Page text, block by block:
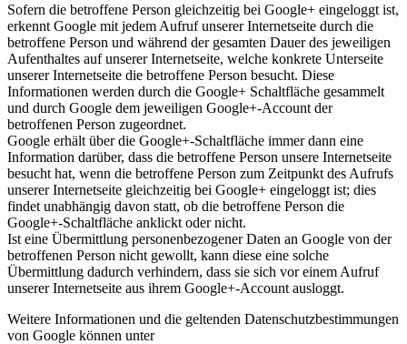
Sofern die betroffene Person gleichzeitig bei Google+ eingeloggt ist,
erkennt Google mit jedem Aufruf unserer Internetseite durch die
betroffene Person und während der gesamten Dauer des jeweiligen
Aufenthaltes auf unserer Internetseite, welche konkrete Unterseite
unserer Internetseite die betroffene Person besucht. Diese
Informationen werden durch die Google+ Schaltfläche gesammelt
und durch Google dem jeweiligen Google+-Account der
betroffenen Person zugeordnet.
Google erhält über die Google+-Schaltfläche immer dann eine
Information darüber, dass die betroffene Person unsere Internetseite
besucht hat, wenn die betroffene Person zum Zeitpunkt des Aufrufs
unserer Internetseite gleichzeitig bei Google+ eingeloggt ist; dies
findet unabhängig davon statt, ob die betroffene Person die
Google+-Schaltfläche anklickt oder nicht.
Ist eine Übermittlung personenbezogener Daten an Google von der
betroffenen Person nicht gewollt, kann diese eine solche
Übermittlung dadurch verhindern, dass sie sich vor einem Aufruf
unserer Internetseite aus ihrem Google+-Account ausloggt.
Weitere Informationen und die geltenden Datenschutzbestimmungen
von Google können unter